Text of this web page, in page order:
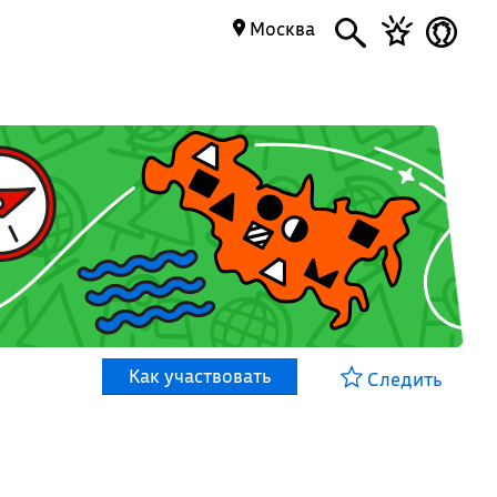
Москва
Как участвовать Следить